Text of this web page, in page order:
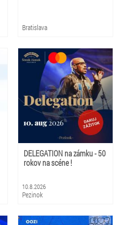
Bratislava
DELEGATION na zámku - 50
rokov na scéne !
10.8.2026
Pezinok